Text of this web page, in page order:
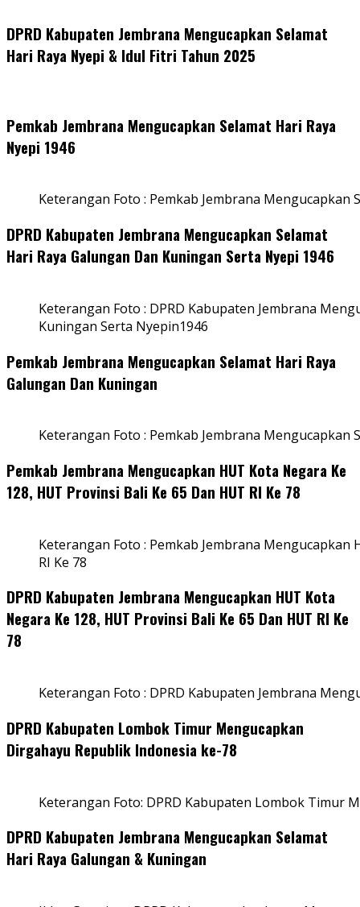
DPRD Kabupaten Jembrana Mengucapkan Selamat
Hari Raya Nyepi & Idul Fitri Tahun 2025
Pemkab Jembrana Mengucapkan Selamat Hari Raya
Nyepi 1946
Keterangan Foto : Pemkab Jembrana Mengucapkan
DPRD Kabupaten Jembrana Mengucapkan Selamat
Hari Raya Galungan Dan Kuningan Serta Nyepi 1946
Keterangan Foto : DPRD Kabupaten Jembrana
Kuningan Serta Nyepin1946
Pemkab Jembrana Mengucapkan Selamat Hari Raya
Galungan Dan Kuningan
Keterangan Foto : Pemkab Jembrana Mengucapkan
Pemkab Jembrana Mengucapkan HUT Kota Negara Ke
128, HUT Provinsi Bali Ke 65 Dan HUT RI Ke 78
Keterangan Foto : Pemkab Jembrana Mengucapkan
RI Ke 78
DPRD Kabupaten Jembrana Mengucapkan HUT Kota
Negara Ke 128, HUT Provinsi Bali Ke 65 Dan HUT RI Ke
78
Keterangan Foto : DPRD Kabupaten Jembrana
DPRD Kabupaten Lombok Timur Mengucapkan
Dirgahayu Republik Indonesia ke-78
Keterangan Foto: DPRD Kabupaten Lombok Timur
DPRD Kabupaten Jembrana Mengucapkan Selamat
Hari Raya Galungan & Kuningan